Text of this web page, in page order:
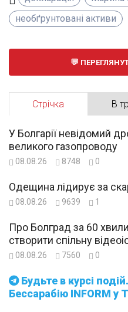
необґрунтовані активи
Стрічка В
Будьте в курсі подій. Підписуйтесь на
Бессарабію INFORM у
У Болгарії невідомий
великого газопроводу
08.08.26 8748 0
Одещина лідирує за
08.08.26 9639 1
Про Болград за 60
створити спільну
08.08.26 7560 0